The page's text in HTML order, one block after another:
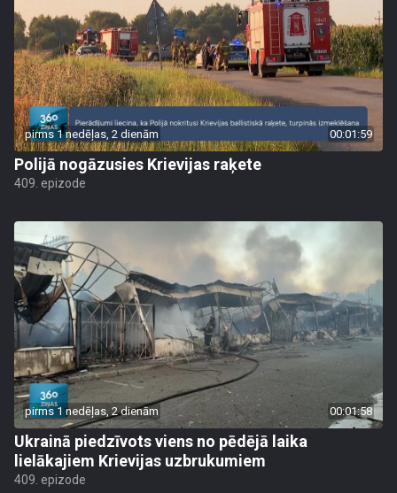
pirms 1 nedēļas, 2 dienām 00:01:59
Polijā nogāzusies Krievijas raķete
409. epizode
pirms 1 nedēļas, 2 dienām 00:01:58
Ukrainā piedzīvots viens no pēdējā laika
lielākajiem Krievijas uzbrukumiem
409. epizode